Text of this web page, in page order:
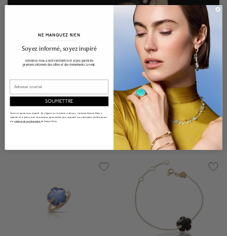
Pasquale Bruni
Des bijoux qui capturent l'essence de la féminité.
NE MANQUEZ RIEN
Soyez informé, soyez inspiré
Abonnez-vous à notre infolettre et soyez parmi les
premiers informés des offres et des événements à venir.
Email
SOUMETTRE
Votre vie privée nous importe. En cliquant sur le bouton ci-dessus, j'autorise Maison Bikrs à
collecter et à utiliser mes informations personnelles pour répondre à ma demande conformément
à lapolitique de confidentialité de Maison Birks.